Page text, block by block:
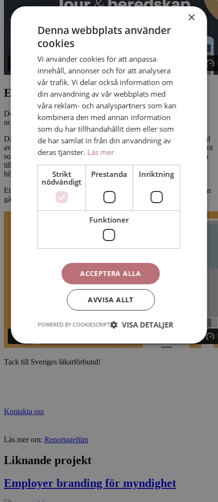
En skriande vårdplatsbrist
Den andra filmen handlar om vårdplatsbristen som blivit ett
normaltillstånd inom vården.
Där läkare tvingas till svåra val, och skickar hem patienter på grund
av att alla sängar redan är upptagna av ännu sjukare patienter. Något
som är dyrt för samhället och orsakar stort lidande. Det leder också
till en ohållbar situation för läkarna, sjukskrivningarna skjuter i
höjden med ännu färre vårdplatser som resultat.
Ett väldigt viktigt och högaktuellt ämne som vi på AHA Produktion
gärna är med och lyfter!
Tack till Sveriges läkarförbund!
Kontakta oss
Läs mer om: Reportagefilm
Liknande projekt
Employer branding för myndighet
×
Denna webbplats använder
cookies
Vi använder cookies för att anpassa
innehåll, annonser och för att analysera
vår trafik. Vi delar också information om
din användning av vår webbplats med
våra reklam- och analyspartners som kan
kombinera den med annan information
som du har tillhandahållit dem eller som
de har samlat in från din användning av
deras tjänster. Läs mer
Strikt
nödvändigt
Prestanda Inriktning
Funktioner
ACCEPTERA ALLA
AVVISA ALLT
VISA DETALJER
POWERED BY COOKIESCRIPT